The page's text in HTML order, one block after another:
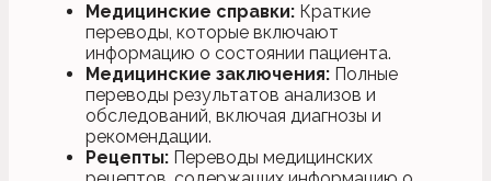
Медицинские справки: Краткие
переводы, которые включают
информацию о состоянии пациента.
Медицинские заключения: Полные
переводы результатов анализов и
обследований, включая диагнозы и
рекомендации.
Рецепты: Переводы медицинских